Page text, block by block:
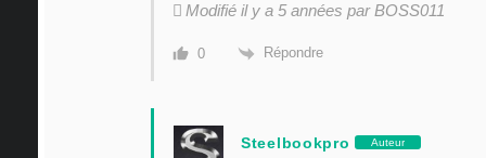
Modifié il y a 5 années par BOSS011
0 Répondre
Steelbookpro Auteur